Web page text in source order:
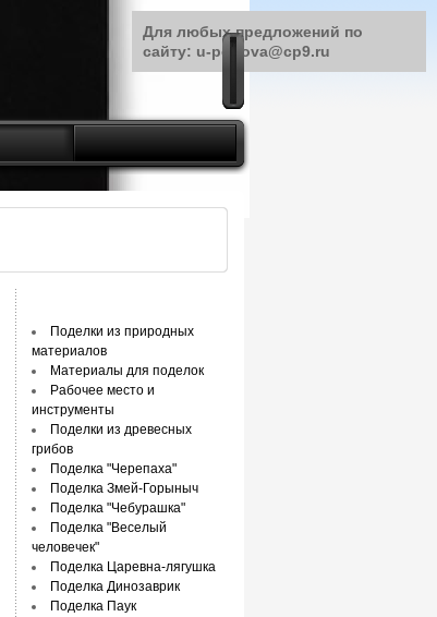
Поделки из природных
материалов
Материалы для поделок
Рабочее место и
инструменты
Поделки из древесных
грибов
Поделка "Черепаха"
Поделка Змей-Горыныч
Поделка "Чебурашка"
Поделка "Веселый
человечек"
Поделка Царевна-лягушка
Поделка Динозаврик
Поделка Паук
Для любых предложений по
сайту: u-petrova@cp9.ru